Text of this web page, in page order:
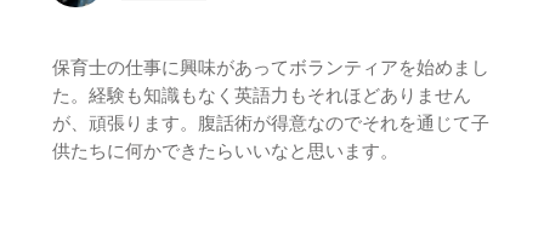
保育士の仕事に興味があってボランティアを始めまし
た。経験も知識もなく英語力もそれほどありません
が、頑張ります。腹話術が得意なのでそれを通じて子
供たちに何かできたらいいなと思います。